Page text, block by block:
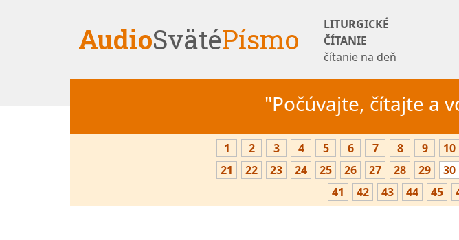
AudioSvätéPísmo
LITURGICKÉ
ČÍTANIE
čítanie na deň
"Počúvajte, čítajte a
1 2 3 4 5 6 7 8 9 10
21
22 23 24 25 26 27 28 29 30
41
42 43 44 45